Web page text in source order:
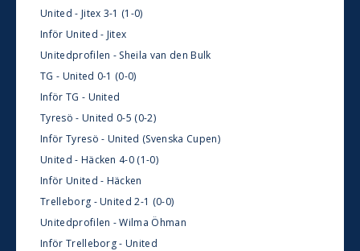
United - Jitex 3-1 (1-0)
Inför United - Jitex
Unitedprofilen - Sheila van den Bulk
TG - United 0-1 (0-0)
Inför TG - United
Tyresö - United 0-5 (0-2)
Inför Tyresö - United (Svenska Cupen)
United - Häcken 4-0 (1-0)
Inför United - Häcken
Trelleborg - United 2-1 (0-0)
Unitedprofilen - Wilma Öhman
Inför Trelleborg - United